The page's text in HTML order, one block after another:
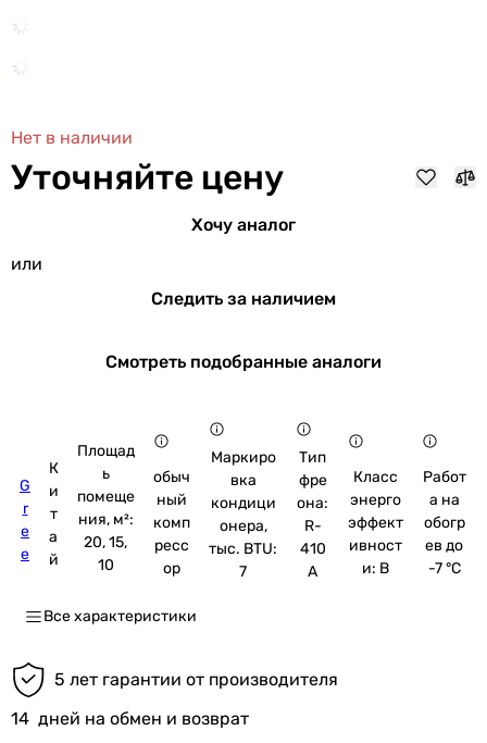
Нет в наличии
Уточняйте цену
Хочу аналог
или
Следить за наличием
Смотреть подобранные аналоги
G
r
e
e
К
и
т
а
й
Площад
ь
помеще
ния, м²:
20, 15,
10
обыч
ный
комп
ресс
ор
Маркиро
вка
кондици
онера,
тыс. BTU:
7
Тип
фре
она:
R-
410
A
Класс
энерго
эффект
ивност
и: B
Работ
а на
обогр
ев до
-7 °C
Все характеристики
5 лет гарантии от производителя
14 дней на обмен и возврат